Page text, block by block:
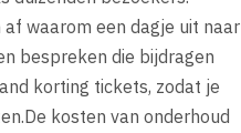
waarom een dagje uit naar
bespreken die bijdragen
korting tickets, zodat je
kosten van onderhoud